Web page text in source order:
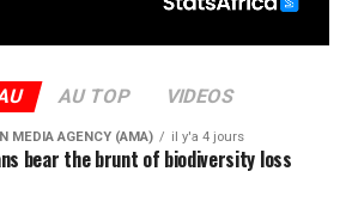
AU TOP VIDEOS
MEDIA AGENCY (AMA) il y'a 4 jours
bear the brunt of biodiversity loss